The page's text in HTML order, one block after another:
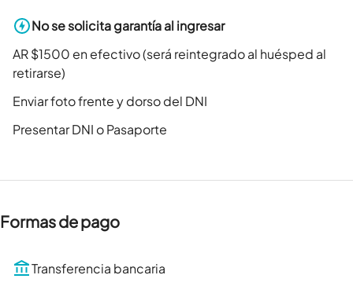
No se solicita garantía al ingresar
AR $1500 en efectivo (será reintegrado al huésped al
retirarse)
Enviar foto frente y dorso del DNI
Presentar DNI o Pasaporte
Formas de pago
Transferencia bancaria